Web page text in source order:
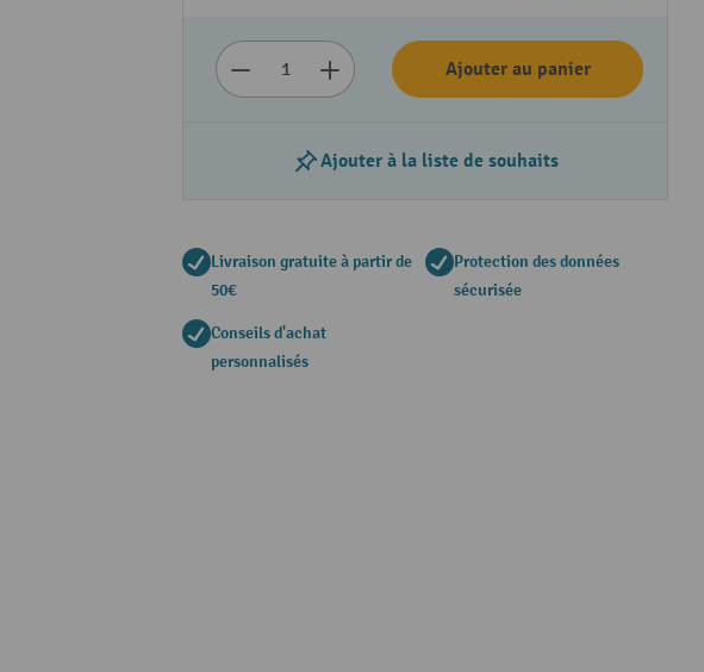
Ajouter au panier
Ajouter à la liste de souhaits
Livraison gratuite à partir de
50€
Protection des données
sécurisée
Conseils d'achat
personnalisés